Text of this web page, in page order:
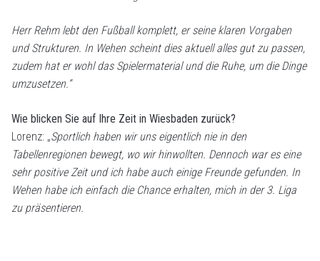
Herr Rehm lebt den Fußball komplett, er seine klaren Vorgaben
und Strukturen. In Wehen scheint dies aktuell alles gut zu passen,
zudem hat er wohl das Spielermaterial und die Ruhe, um die Dinge
umzusetzen.“
Wie blicken Sie auf Ihre Zeit in Wiesbaden zurück?
Lorenz: „Sportlich haben wir uns eigentlich nie in den
Tabellenregionen bewegt, wo wir hinwollten. Dennoch war es eine
sehr positive Zeit und ich habe auch einige Freunde gefunden. In
Wehen habe ich einfach die Chance erhalten, mich in der 3. Liga
zu präsentieren.